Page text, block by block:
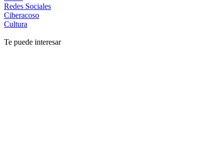
Redes Sociales
Ciberacoso
Cultura
Te puede interesar